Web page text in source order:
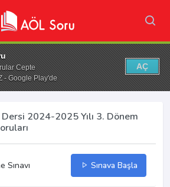
Cepte
- Google Play'de
AÇ
2024-2025 Yılı 3. Dönem
Sınavı Sınava Başla